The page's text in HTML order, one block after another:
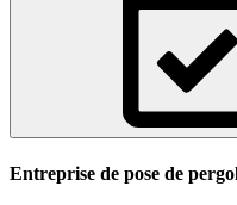
Entreprise de pose de